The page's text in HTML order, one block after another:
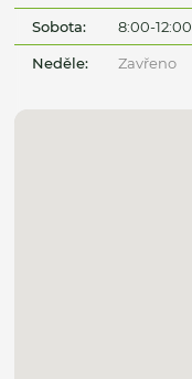
Sobota: 8:00-12:00
Neděle: Zavřeno